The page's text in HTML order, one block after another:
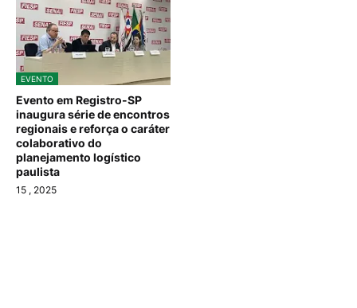
EVENTO
Evento em Registro-SP
inaugura série de encontros
regionais e reforça o caráter
colaborativo do
planejamento logístico
paulista
15 , 2025